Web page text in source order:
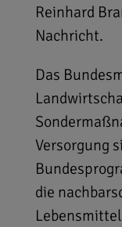
Reinhard
Nachricht.
Das
Versorgung
die